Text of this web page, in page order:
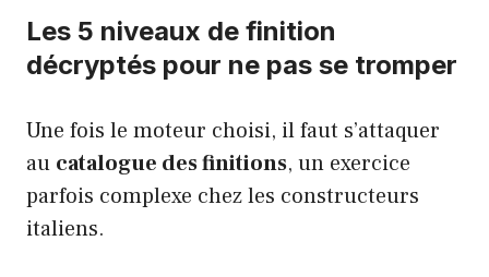
Les 5 niveaux de finition
décryptés pour ne pas se tromper
Une fois le moteur choisi, il faut s’attaquer
au catalogue des finitions, un exercice
parfois complexe chez les constructeurs
italiens.